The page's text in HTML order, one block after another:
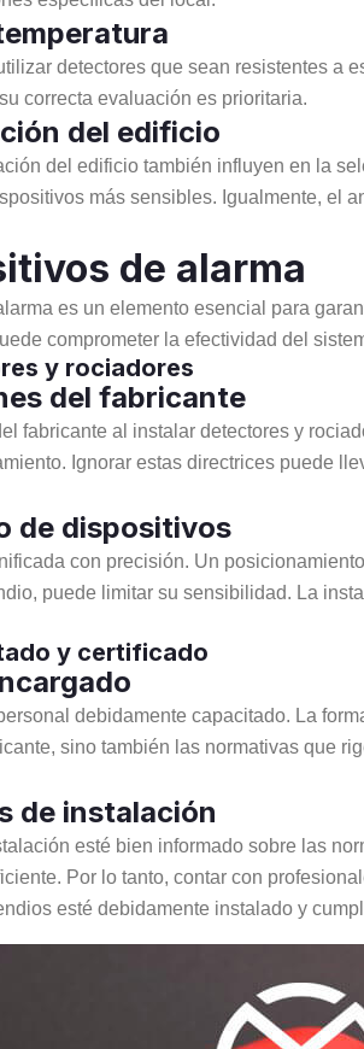
detectores que sean resistentes a
correcta evaluación es prioritaria.
del edificio
del edificio también influyen en la
más sensibles. Igualmente, el
de alarma
es un elemento esencial para
comprometer la efectividad del
y rociadores
del fabricante
fabricante al instalar detectores y
Ignorar estas directrices puede
de dispositivos
con precisión. Un
puede limitar su sensibilidad. La
y certificado
debidamente capacitado. La
sino también las normativas que
de instalación
esté bien informado sobre las
Por lo tanto, contar con
esté debidamente instalado y